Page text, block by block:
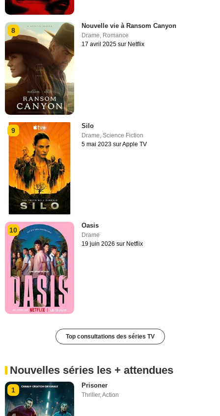
8
Nouvelle vie à Ransom Canyon
Drame, Romance
17 avril 2025 sur Netflix
9
Silo
Drame ,Science Fiction
5 mai 2023 sur Apple TV
10
Oasis
Drame
19 juin 2026 sur Netflix
Top consultations des séries TV
Nouvelles séries les + attendues
1
Prisoner
Thriller,Action